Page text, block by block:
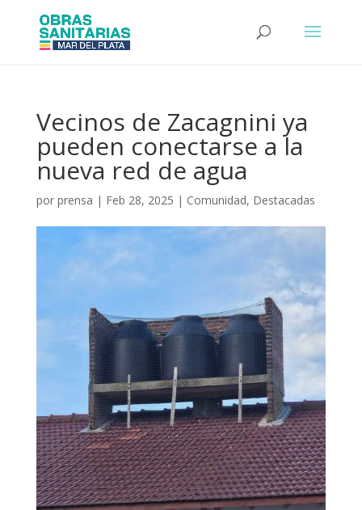
Vecinos de Zacagnini ya
pueden conectarse a la
nueva red de agua
por prensa | Feb 28, 2025 | Comunidad, Destacadas